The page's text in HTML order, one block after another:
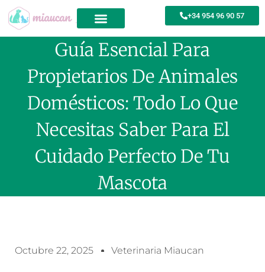
+34 954 96 90 57
Guía Esencial Para
Propietarios De Animales
Domésticos: Todo Lo Que
Necesitas Saber Para El
Cuidado Perfecto De Tu
Mascota
Octubre 22, 2025 Veterinaria Miaucan